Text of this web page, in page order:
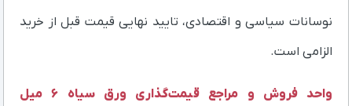
نوسانات سیاسی و اقتصادی، تایید نهایی قیمت قبل از خرید
الزامی است.
واحد فروش و مراجع قیمت‌گذاری ورق سیاه ۶ میل